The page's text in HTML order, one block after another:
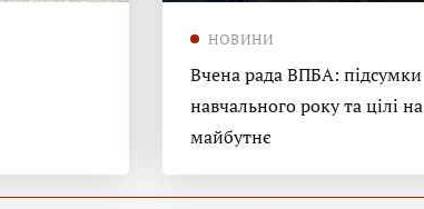
НОВИНИ
Вчена рада ВПБА: підсумки
навчального року та цілі на
майбутнє